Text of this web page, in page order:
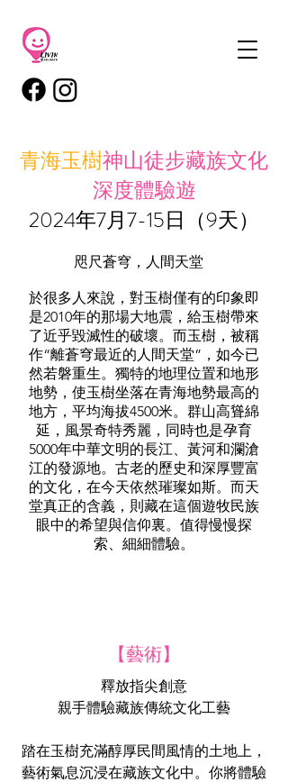
青海玉樹神山徒步藏族文化
深度體驗遊​
2024年7月7-15日（9天）
咫尺蒼穹，人間天堂
於很多人來說，對玉樹僅有的印象即
是2010年的那場大地震，給玉樹帶來
了近乎毀滅性的破壞。而玉樹，被稱
作“離蒼穹最近的人間天堂”，如今已
然若磐重生。獨特的地理位置和地形
地勢，使玉樹坐落在青海地勢最高的
地方，平均海拔4500米。群山高聳綿
延，風景奇特秀麗，同時也是孕育
5000年中華文明的長江、黃河和瀾滄
江的發源地。古老的歷史和深厚豐富
的文化，在今天依然璀璨如斯。而天
堂真正的含義，則藏在這個遊牧民族
眼中的希望與信仰裏。值得慢慢探
索、細細體驗。
【藝術】
釋放指尖創意
親手體驗藏族傳統文化工藝
踏在玉樹充滿醇厚民間風情的土地上，
藝術氣息沉浸在藏族文化中。你將體驗